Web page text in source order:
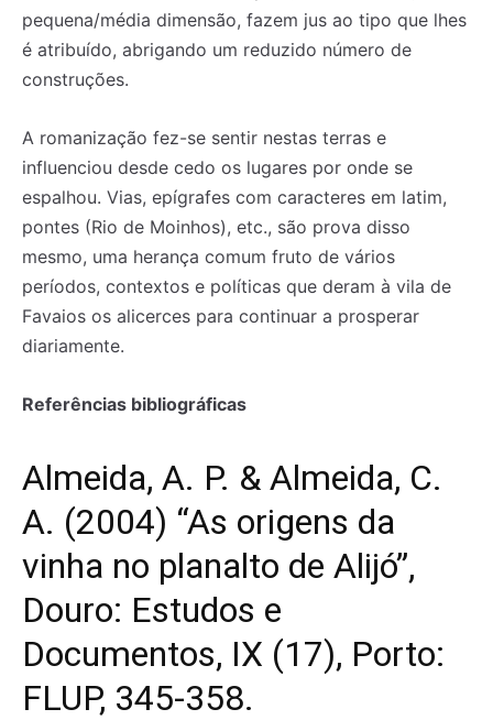
pequena/média dimensão, fazem jus ao tipo que lhes
é atribuído, abrigando um reduzido número de
construções.
A romanização fez-se sentir nestas terras e
influenciou desde cedo os lugares por onde se
espalhou. Vias, epígrafes com caracteres em latim,
pontes (Rio de Moinhos), etc., são prova disso
mesmo, uma herança comum fruto de vários
períodos, contextos e políticas que deram à vila de
Favaios os alicerces para continuar a prosperar
diariamente.
Referências bibliográficas
Almeida, A. P. & Almeida, C.
A. (2004) “As origens da
vinha no planalto de Alijó”,
Douro: Estudos e
Documentos, IX (17), Porto:
FLUP, 345-358.